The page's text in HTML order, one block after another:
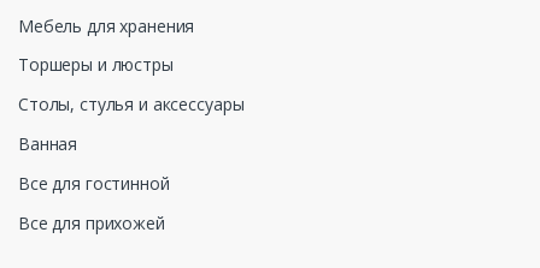
Мебель для хранения
Торшеры и люстры
Столы, стулья и аксессуары
Ванная
Все для гостинной
Все для прихожей